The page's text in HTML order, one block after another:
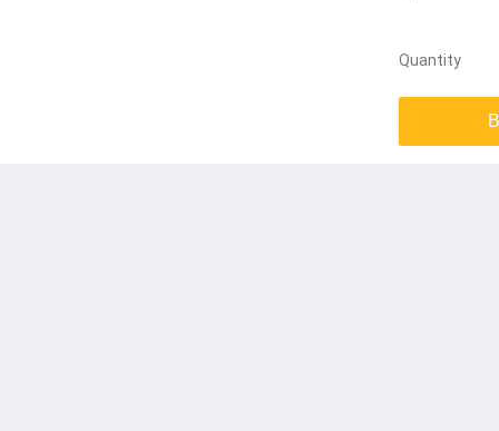
Quantity